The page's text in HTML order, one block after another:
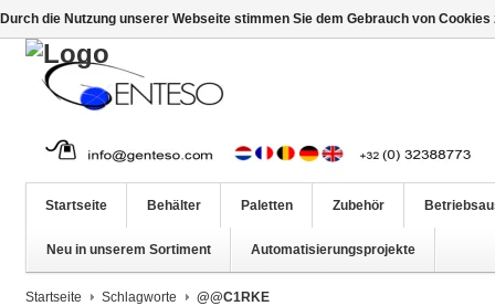
Startseite Behälter Paletten Zubehör
Neu in unserem Sortiment Automatisierungsprojekte
Startseite Schlagworte @@C1RKE
Durch die Nutzung unserer Webseite stimmen Sie dem Gebrauch von